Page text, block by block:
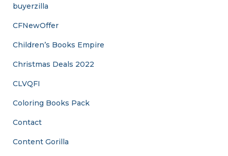
buyerzilla
CFNewOffer
Children’s Books Empire
Christmas Deals 2022
CLVQFI
Coloring Books Pack
Contact
Content Gorilla